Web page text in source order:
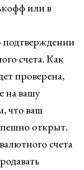
или в
подтверждении
счета. Как
проверена,
на вашу
что ваш
открыт.
счета